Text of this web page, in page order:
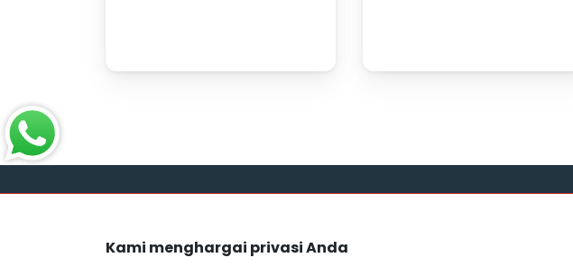
Mocil.id by DSF dikembangkan sebagai
Kami menghargai privasi Anda